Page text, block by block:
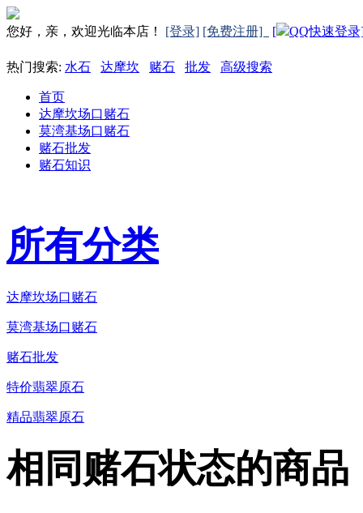
您好，亲，欢迎光临本店！ [登录] [免费注册] [ QQ快速登
热门搜索: 水石 达摩坎 赌石 批发 高级搜索
首页
达摩坎场口赌石
莫湾基场口赌石
赌石批发
赌石知识
所有分类
达摩坎场口赌石
莫湾基场口赌石
赌石批发
特价翡翠原石
精品翡翠原石
相同赌石状态的商品